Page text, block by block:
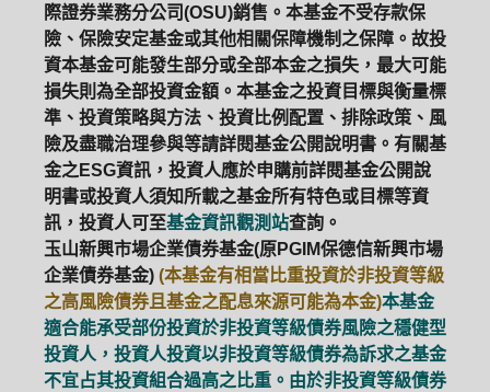
際證券業務分公司(OSU)銷售。本基金不受存款保
險、保險安定基金或其他相關保障機制之保障。故投
資本基金可能發生部分或全部本金之損失，最大可能
損失則為全部投資金額。本基金之投資目標與衡量標
準、投資策略與方法、投資比例配置、排除政策、風
險及盡職治理參與等請詳閱基金公開說明書。有關基
金之ESG資訊，投資人應於申購前詳閱基金公開說
明書或投資人須知所載之基金所有特色或目標等資
訊，投資人可至基金資訊觀測站查詢。
玉山新興市場企業債券基金(原PGIM保德信新興市場
企業債券基金) (本基金有相當比重投資於非投資等級
之高風險債券且基金之配息來源可能為本金)本基金
適合能承受部份投資於非投資等級債券風險之穩健型
投資人，投資人投資以非投資等級債券為訴求之基金
不宜占其投資組合過高之比重。由於非投資等級債券